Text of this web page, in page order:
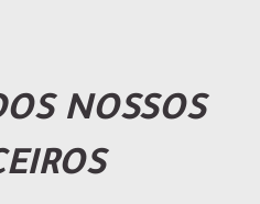
NOSSOS